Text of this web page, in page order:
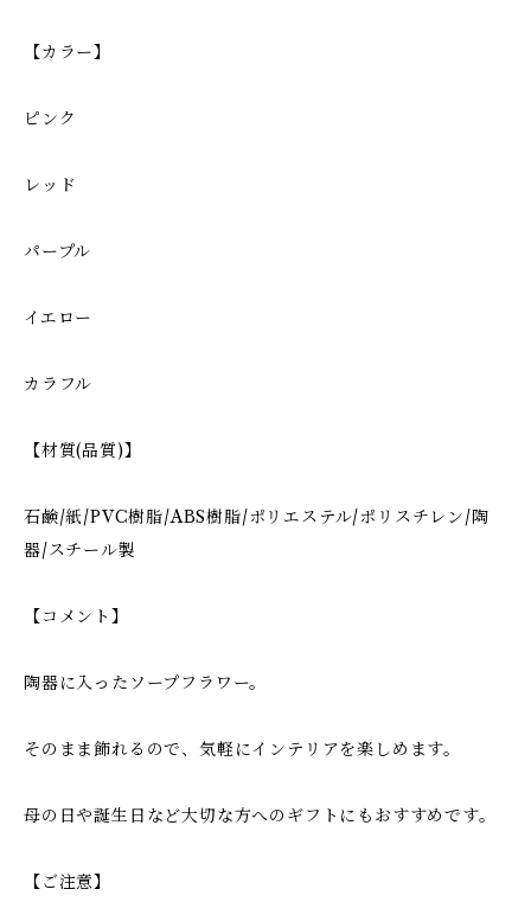
【カラー】
ピンク
レッド
パープル
イエロー
カラフル
【材質(品質)】
石鹸/紙/PVC樹脂/ABS樹脂/ポリエステル/ポリスチレン/陶
器/スチール製
【コメント】
陶器に入ったソープフラワー。
そのまま飾れるので、気軽にインテリアを楽しめます。
母の日や誕生日など大切な方へのギフトにもおすすめです。
【ご注意】